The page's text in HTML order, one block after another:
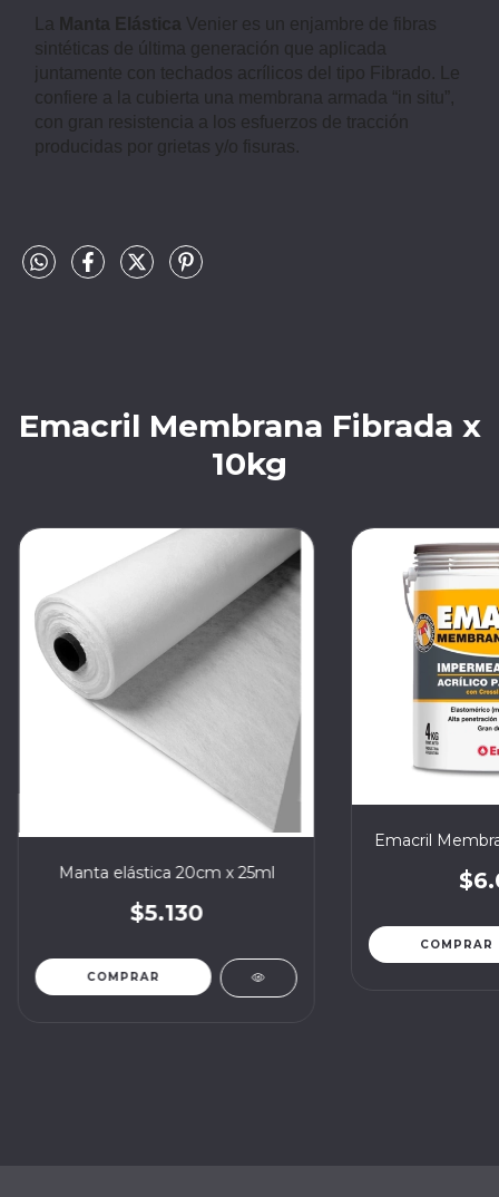
La Manta Elástica Venier es un enjambre de fibras
sintéticas de última generación que aplicada
juntamente con techados acrílicos del tipo Fibrado. Le
confiere a la cubierta una membrana armada “in situ”,
con gran resistencia a los esfuerzos de tracción
producidas por grietas y/o fisuras.
Emacril Membrana Fibrada x
10kg
Manta elástica 20cm x 25ml
$5.130
Emacril
COMPRAR